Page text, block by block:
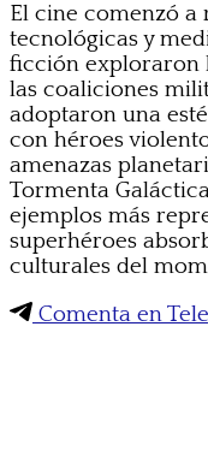
El cine comenzó a
tecnológicas y
ficción exploraron
las coaliciones
adoptaron una
con héroes
amenazas
Tormenta
ejemplos más
superhéroes
culturales del
Comenta en